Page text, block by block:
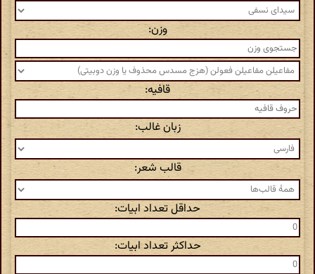
وزن:
قافیه:
زبان غالب:
قالب شعر:
حداقل تعداد ابیات:
حداکثر تعداد ابیات: